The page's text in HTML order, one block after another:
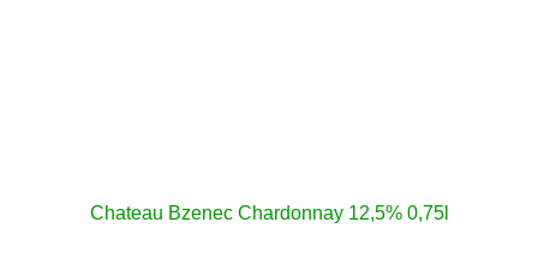
Chateau Bzenec Chardonnay 12,5% 0,75l